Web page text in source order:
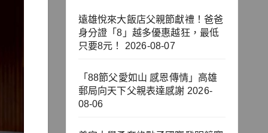
遠雄悅來大飯店父親節獻禮！爸爸
身分證「8」越多優惠越狂，最低
只要8元！
2026-08-07
「88節父愛如山 感恩傳情」高雄
郵局向天下父親表達感謝 2026-
08-06